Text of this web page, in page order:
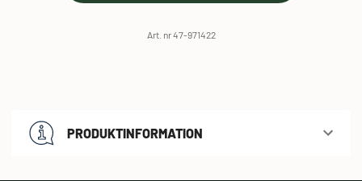
Art. nr 47-971422
PRODUKTINFORMATION